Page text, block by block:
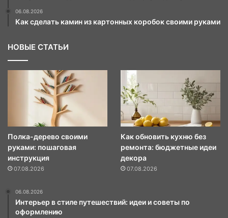
06.08.2026
Как сделать камин из картонных коробок своими руками
НОВЫЕ СТАТЬИ
Полка-дерево своими
руками: пошаговая
инструкция
07.08.2026
Как обновить кухню без
ремонта: бюджетные идеи
декора
07.08.2026
06.08.2026
Интерьер в стиле путешествий: идеи и советы по
оформлению